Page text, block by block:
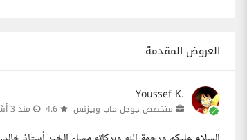
العروض المقدمة
Youssef K.
متخصص جوجل ماب وبيزنس منذ 3 أشهر